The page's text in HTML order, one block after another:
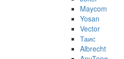
Maycom
Yosan
Vector
Таис
Albrecht